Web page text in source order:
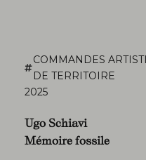
COMMANDES
DE TERRITOIRE
2025
Ugo Schiavi
Mémoire fossile